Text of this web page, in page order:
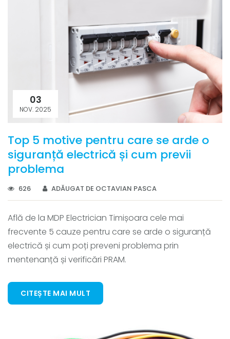
03
NOV. 2025
Top 5 motive pentru care se arde o
siguranță electrică și cum previi
problema
626 ADĂUGAT DE OCTAVIAN PASCA
Află de la MDP Electrician Timișoara cele mai
frecvente 5 cauze pentru care se arde o siguranță
electrică și cum poți preveni problema prin
mentenanță și verificări PRAM.
CITEȘTE MAI MULT